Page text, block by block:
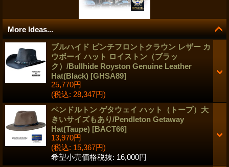
More Ideas...
ブルハイド ピンチフロントクラウン レザー カ
ウボーイ ハット ロイストン（ブラッ
ク）/Bullhide Royston Genuine Leather
Hat(Black) [GHSA89]
25,770円
(税込: 28,347円)
ペンドルトン ゲタウェイ ハット（トープ）大
きいサイズもあり/Pendleton Getaway
Hat(Taupe) [BACT66]
13,970円
(税込: 15,367円)
希望小売価格税抜: 16,000円